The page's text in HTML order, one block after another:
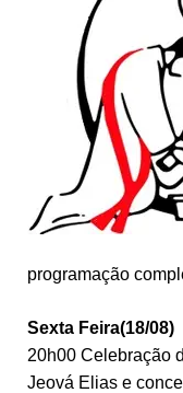
programação
Sexta Feira(18/08)
20h00 Celebração
Jeová Elias e